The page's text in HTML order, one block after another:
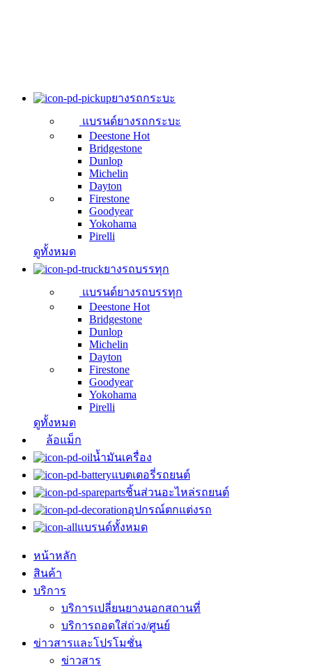
ยางรถกระบะ
แบรนด์ยางรถกระบะ
Deestone Hot
Bridgestone
Dunlop
Michelin
Dayton
Firestone
Goodyear
Yokohama
Pirelli
ดูทั้งหมด
ยางรถบรรทุก
แบรนด์ยางรถบรรทุก
Deestone Hot
Bridgestone
Dunlop
Michelin
Dayton
Firestone
Goodyear
Yokohama
Pirelli
ดูทั้งหมด
ล้อแม็ก
น้ำมันเครื่อง
แบตเตอรี่รถยนต์
ชิ้นส่วนอะไหล่รถยนต์
อุปกรณ์ตกแต่งรถ
แบรนด์ทั้งหมด
หน้าหลัก
สินค้า
บริการ
บริการเปลี่ยนยางนอกสถานที่
บริการถอดใส่ถ่วง/ศูนย์
ข่าวสารและโปรโมชั่น
ข่าวสาร